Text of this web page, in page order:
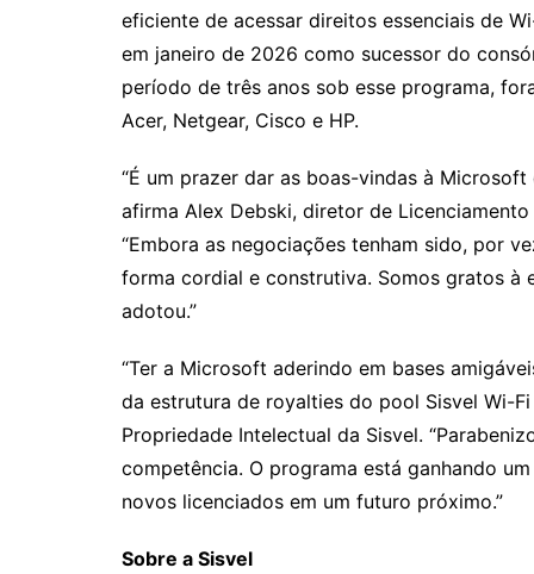
eficiente de acessar direitos essenciais de
em janeiro de 2026 como sucessor do
período de três anos sob esse programa,
Acer, Netgear, Cisco e HP.
“É um prazer dar as boas-vindas à
afirma Alex Debski, diretor de
“Embora as negociações tenham sido, por
forma cordial e construtiva. Somos gratos
adotou.”
“Ter a Microsoft aderindo em bases
da estrutura de royalties do pool Sisvel Wi-
Propriedade Intelectual da Sisvel.
competência. O programa está ganhando
novos licenciados em um futuro próximo.”
Sobre a Sisvel